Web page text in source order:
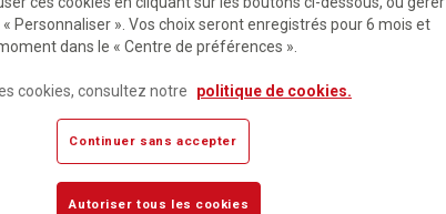
Retour Retour à l'accueil
si validation avant 12h
Personnaliser ». Vos choix seront enregistrés pour 6 mois et
dans le « Centre de préférences ».
cookies, consultez notre politique de cookies.
Continuer sans accepter
Autoriser tous les cookies